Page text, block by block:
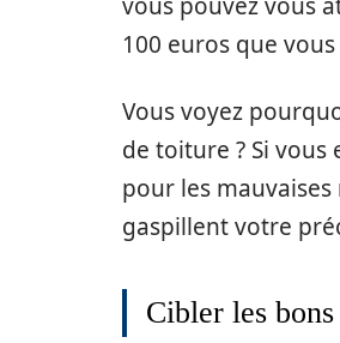
100 euros que
Vous voyez
de toiture ? Si vous
pour les
gaspillent votre
Cibler les